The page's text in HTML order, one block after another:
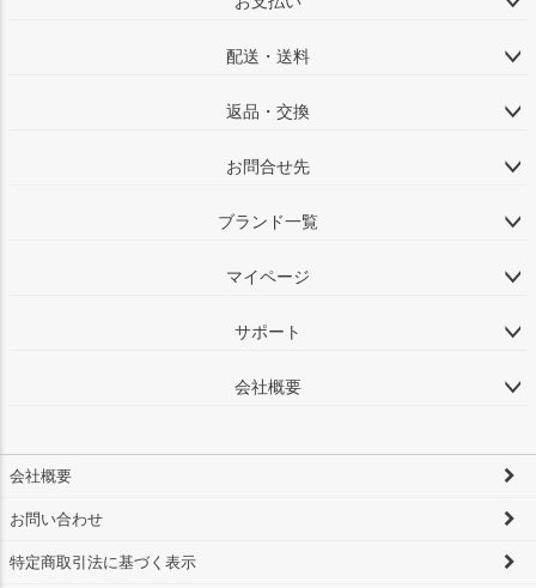
配送・送料
返品・交換
お問合せ先
ブランド一覧
マイページ
サポート
会社概要
会社概要
お問い合わせ
特定商取引法に基づく表示